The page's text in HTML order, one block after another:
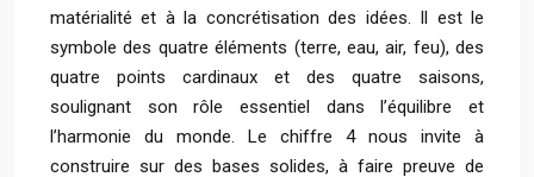
matérialité et à la concrétisation des idées. Il est le
symbole des quatre éléments (terre, eau, air, feu), des
quatre points cardinaux et des quatre saisons,
soulignant son rôle essentiel dans l’équilibre et
l’harmonie du monde. Le chiffre 4 nous invite à
construire sur des bases solides, à faire preuve de